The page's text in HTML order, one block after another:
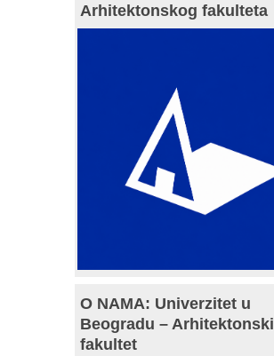
Arhitektonskog fakulteta
O NAMA: Univerzitet u
Beogradu – Arhitektonski
fakultet